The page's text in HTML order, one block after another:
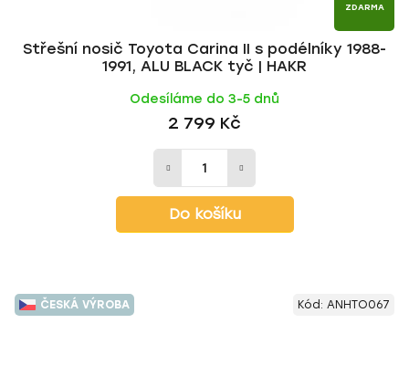
ZDARMA
Střešní nosič Toyota Carina II s podélníky 1988-
1991, ALU BLACK tyč | HAKR
Odesíláme do 3-5 dnů
2 799 Kč
Do košíku
ČESKÁ VÝROBA Kód: ANHTO067